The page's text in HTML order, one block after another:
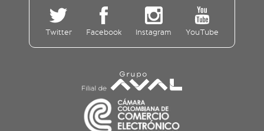
Twitter Facebook Instagram YouTube